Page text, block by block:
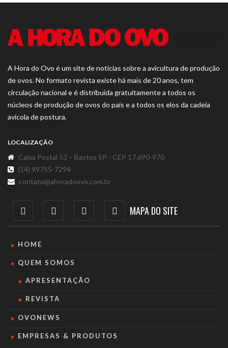
A Hora do Ovo é um site de notícias sobre a avicultura de produção
de ovos. No formato revista existe há mais de 20 anos, tem
circulação nacional e é distribuída gratuitamente a todos os
núcleos de produção de ovos do país e a todos os elos da cadeia
avícola de postura.
LOCALIZAÇÃO
Caixa Postal 53 – Bastos SP - CEP 17.690-970
(14) 99755-7294
contato@ahoradoovo.com.br
MAPA DO SITE
HOME
QUEM SOMOS
APRESENTAÇÃO
REVISTA
OVONEWS
EMPRESAS & PRODUTOS